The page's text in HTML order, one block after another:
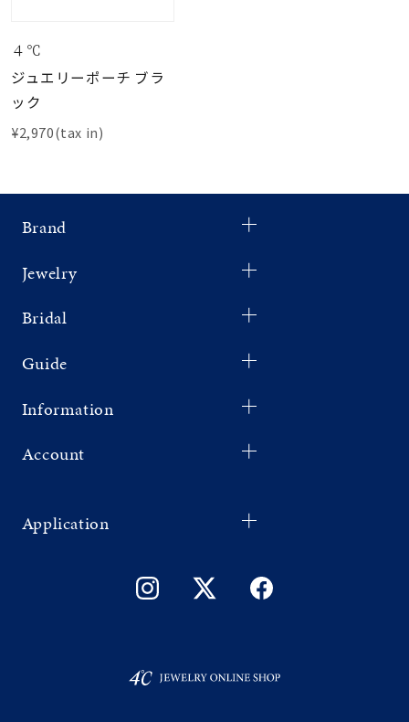
４℃
ジュエリーポーチ ブラ
ック
¥2,970(tax in)
Brand
Jewelry
Bridal
Guide
Information
Account
Application